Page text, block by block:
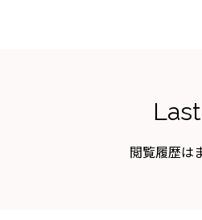
閲覧履歴は